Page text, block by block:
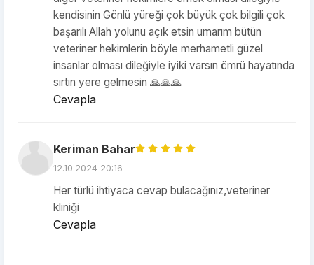
kendisinin Gönlü yüreği çok büyük çok bilgili çok
başarılı Allah yolunu açık etsin umarım bütün
veteriner hekimlerin böyle merhametli güzel
insanlar olması dileğiyle iyiki varsın ömrü hayatında
sırtın yere gelmesin 🙏🙏🙏
Cevapla
Keriman Bahar
12.10.2024 20:16
Her türlü ihtiyaca cevap bulacağınız,veteriner
kliniği
Cevapla